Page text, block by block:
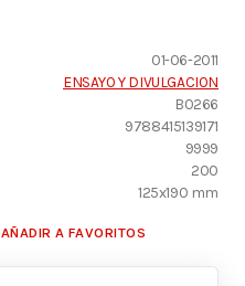
01-06-2011
ENSAYO Y DIVULGACION
B0266
9788415139171
9999
200
125x190 mm
AÑADIR A FAVORITOS